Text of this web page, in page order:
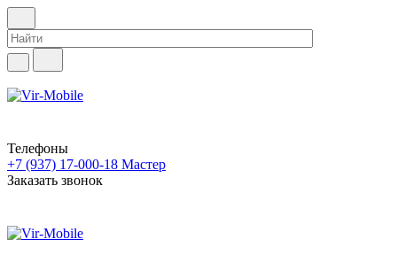
Телефоны
+7 (937) 17-000-18 Мастер
Заказать звонок